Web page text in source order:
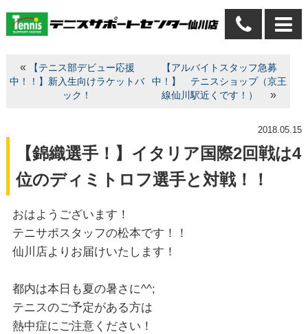
«
【テニス部デビュー応援
中！！】新入生向けラケットバ
ック！
【アルバイトスタッフ急募
中！】 テニスショップ（京王
線仙川駅近くです！）
»
2018.05.15
【錦織選手！】イタリア国際2回戦は4
位のディミトロフ選手と対戦！！
おはようございます！
テニサポスタッフの松本です！！
仙川店よりお届けいたします！
都内は本日も夏の暑さに^^;
テニスのご予定がある方は
熱中症にご注意ください！